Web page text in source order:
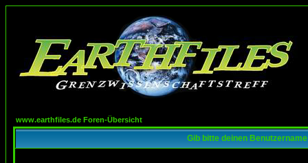
www.earthfiles.de Foren-Übersicht
Gib bitte deinen